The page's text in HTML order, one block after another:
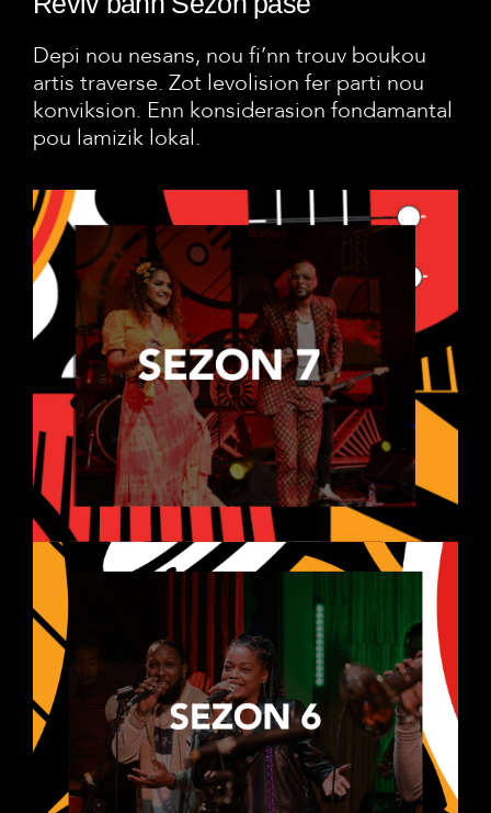
Depi nou nesans, nou fi’nn trouv boukou
artis traverse. Zot levolision fer parti nou
konviksion. Enn konsiderasion fondamantal
pou lamizik lokal.